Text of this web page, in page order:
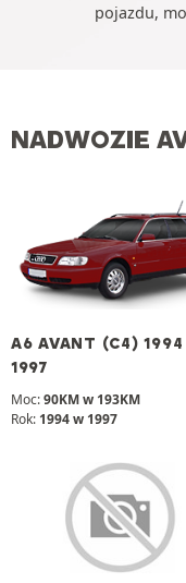
pojazdu,
NADWOZIE
A6 AVANT (C4)
1997
Moc:90KM w 193KM
Rok: 1994 w 1997